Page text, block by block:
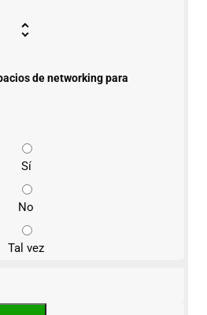
de networking para
Sí
No
Tal vez